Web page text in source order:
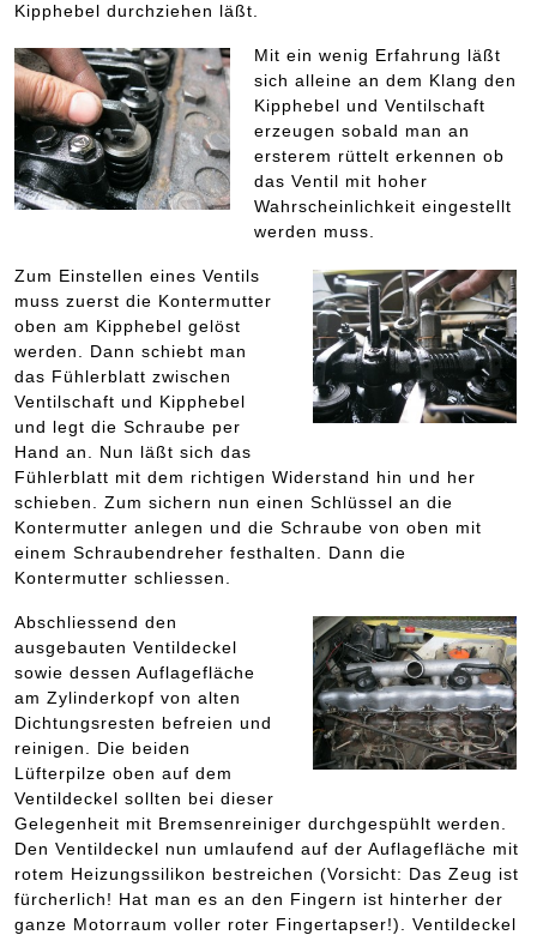
Kipphebel durchziehen läßt.
Mit ein wenig Erfahrung läßt
sich alleine an dem Klang den
Kipphebel und Ventilschaft
erzeugen sobald man an
ersterem rüttelt erkennen ob
das Ventil mit hoher
Wahrscheinlichkeit eingestellt
werden muss.
Zum Einstellen eines Ventils
muss zuerst die Kontermutter
oben am Kipphebel gelöst
werden. Dann schiebt man
das Fühlerblatt zwischen
Ventilschaft und Kipphebel
und legt die Schraube per
Hand an. Nun läßt sich das
Fühlerblatt mit dem richtigen Widerstand hin und her
schieben. Zum sichern nun einen Schlüssel an die
Kontermutter anlegen und die Schraube von oben mit
einem Schraubendreher festhalten. Dann die
Kontermutter schliessen.
Abschliessend den
ausgebauten Ventildeckel
sowie dessen Auflagefläche
am Zylinderkopf von alten
Dichtungsresten befreien und
reinigen. Die beiden
Lüfterpilze oben auf dem
Ventildeckel sollten bei dieser
Gelegenheit mit Bremsenreiniger durchgespühlt werden.
Den Ventildeckel nun umlaufend auf der Auflagefläche mit
rotem Heizungssilikon bestreichen (Vorsicht: Das Zeug ist
fürcherlich! Hat man es an den Fingern ist hinterher der
ganze Motorraum voller roter Fingertapser!). Ventildeckel